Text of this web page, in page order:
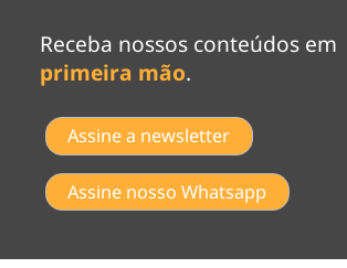
Receba nossos conteúdos em
primeira mão.
Assine a newsletter
Assine nosso Whatsapp